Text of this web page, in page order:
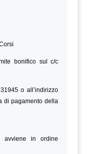
bonifico sul c/c
o all’indirizzo
di pagamento della
avviene in ordine